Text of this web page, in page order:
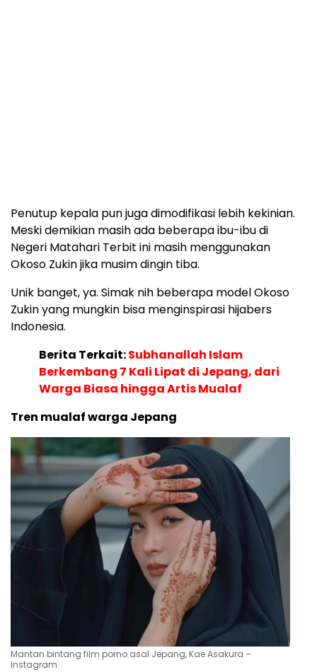
Penutup kepala pun juga dimodifikasi lebih kekinian.
Meski demikian masih ada beberapa ibu-ibu di
Negeri Matahari Terbit ini masih menggunakan
Okoso Zukin jika musim dingin tiba.
Unik banget, ya. Simak nih beberapa model Okoso
Zukin yang mungkin bisa menginspirasi hijabers
Indonesia.
Berita Terkait:Subhanallah Islam
Berkembang 7 Kali Lipat di Jepang, dari
Warga Biasa hingga Artis Mualaf
Tren mualaf warga Jepang
Mantan bintang film porno asal Jepang, Kae Asakura –
Instagram